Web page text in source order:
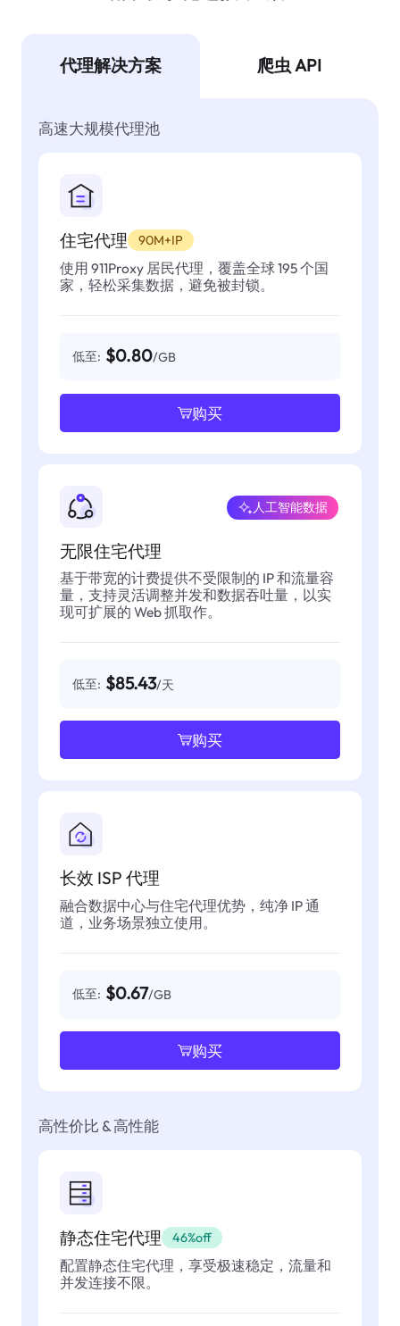
代理解决方案 爬虫 API
高速大规模代理池
住宅代理 90M+IP
使用 911Proxy 居民代理，覆盖全球 195 个国
家，轻松采集数据，避免被封锁。
低至: $0.80/GB
购买
无限住宅代理
人工智能数据
基于带宽的计费提供不受限制的 IP 和流量容
量，支持灵活调整并发和数据吞吐量，以实
现可扩展的 Web 抓取作。
低至: $85.43/天
购买
长效 ISP 代理
融合数据中心与住宅代理优势，纯净 IP 通
道，业务场景独立使用。
低至: $0.67/GB
购买
高性价比 & 高性能
静态住宅代理 46%off
配置静态住宅代理，享受极速稳定，流量和
并发连接不限。